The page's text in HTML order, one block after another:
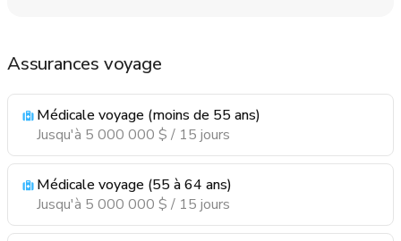
Assurances voyage
Médicale voyage (moins de 55 ans)
Jusqu'à 5 000 000 $ / 15 jours
Médicale voyage (55 à 64 ans)
Jusqu'à 5 000 000 $ / 15 jours